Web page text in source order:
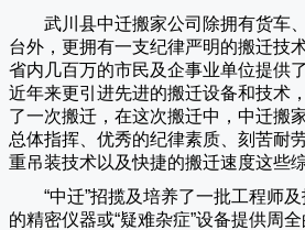
武川县中迁搬家公司除拥有货车
台外，更拥有一支纪律严明的搬迁技
省内几百万的市民及企事业单位提供
近年来更引进先进的搬迁设备和技术
了一次搬迁，在这次搬迁中， 中迁搬
总体指挥、优秀的纪律素质、刻苦耐
重吊装技术以及快捷的搬迁速度这些
“中迁”招揽及培养了一批工程师
的精密仪器或“疑难杂症”设备提供周